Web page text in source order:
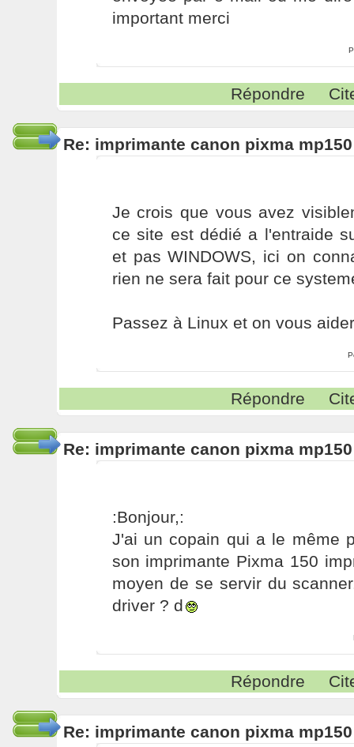
important merci
Répondre
Re: imprimante canon pixma mp150
Je crois que vous avez
ce site est dédié a l'entraide
et pas WINDOWS, ici on
rien ne sera fait pour ce
Passez à Linux et on vous
Répondre
Re: imprimante canon pixma mp150
:Bonjour,:
J'ai un copain qui a le même
son imprimante Pixma 150
moyen de se servir du
driver ? d
Répondre
Re: imprimante canon pixma mp150